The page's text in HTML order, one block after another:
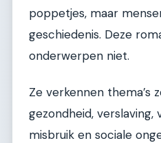
poppetjes, maar
geschiedenis. Deze
onderwerpen niet.
Ze verkennen thema’s
gezondheid, verslaving,
misbruik en sociale